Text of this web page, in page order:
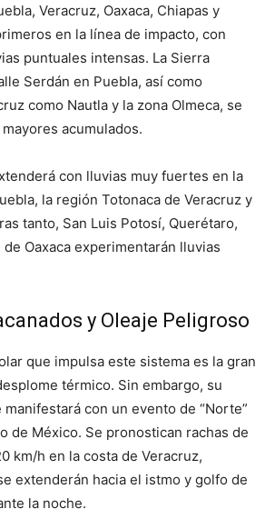
Veracruz, Oaxaca, Chiapas y
en la línea de impacto, con
puntuales intensas. La Sierra
Serdán en Puebla, así como
como Nautla y la zona Olmeca, se
acumulados.
con lluvias muy fuertes en la
la región Totonaca de Veracruz y
tanto, San Luis Potosí, Querétaro,
Oaxaca experimentarán lluvias
y Oleaje Peligroso
que impulsa este sistema es la gran
térmico. Sin embargo, su
con un evento de “Norte”
de México. Se pronostican rachas de
km/h en la costa de Veracruz,
extenderán hacia el istmo y golfo de
la noche.